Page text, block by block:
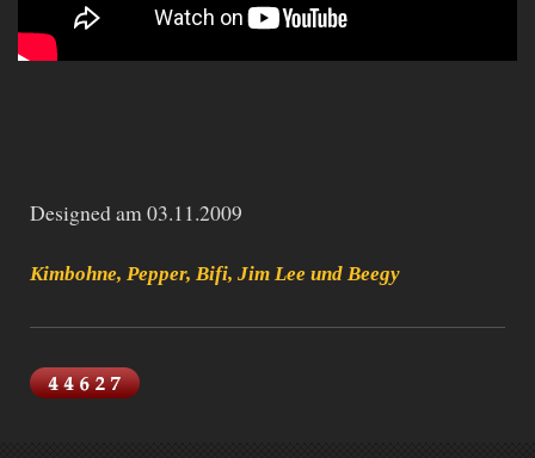
Designed am 03.11.2009
Kimbohne, Pepper, Bifi, Jim Lee und Beegy